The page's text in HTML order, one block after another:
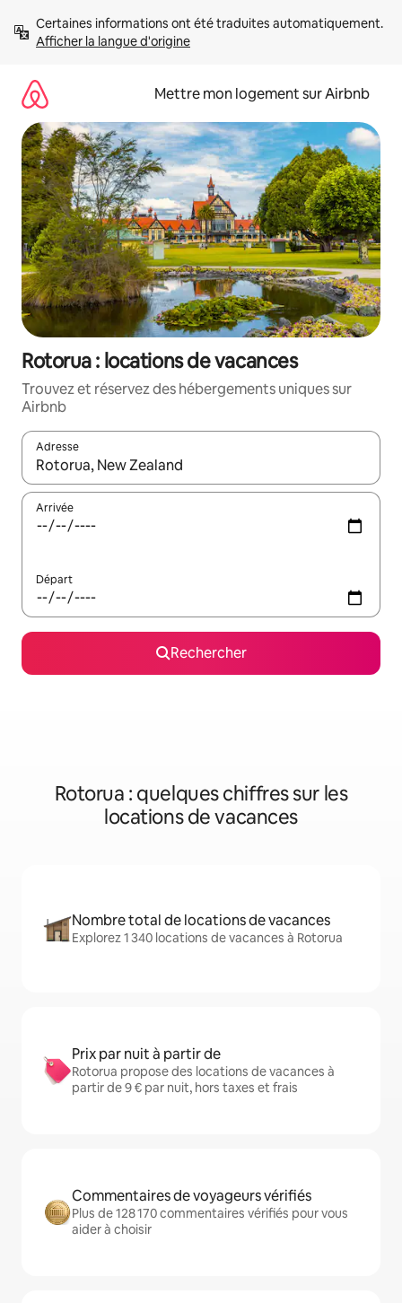
directement
Afficher la langue d'origine
Mettre mon logement sur Airbnb
Rotorua : locations de vacances
Trouvez et réservez des hébergements uniques sur
Airbnb
Adresse
Lorsque les résultats s'affichent, utilisez les flèches vers le
Arrivée
Départ
Rechercher
Rotorua : quelques chiffres sur les
locations de vacances
Nombre total de locations de vacances
Explorez 1 340 locations de vacances à Rotorua
Prix par nuit à partir de
Rotorua propose des locations de vacances à
partir de 9 € par nuit, hors taxes et frais
Commentaires de voyageurs vérifiés
Plus de 128 170 commentaires vérifiés pour vous
aider à choisir